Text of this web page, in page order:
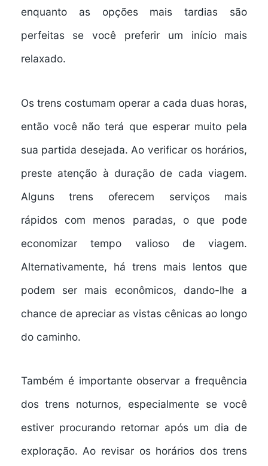
enquanto as opções mais tardias são
perfeitas se você preferir um início mais
relaxado.
Os trens costumam operar a cada duas horas,
então você não terá que esperar muito pela
sua partida desejada. Ao verificar os horários,
preste atenção à duração de cada viagem.
Alguns trens oferecem serviços mais
rápidoscom menos paradas, o que pode
economizar tempo valioso de viagem.
Alternativamente, há trens mais lentos que
podem ser mais econômicos, dando-lhe a
chance de apreciar as vistas cênicas ao longo
do caminho.
Também é importante observar a frequência
dostrens noturnos, especialmente se você
estiver procurando retornar após um dia de
exploração. Ao revisar os horários dos trens